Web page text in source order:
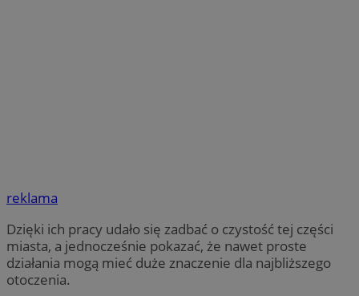
reklama
Dzięki ich pracy udało się zadbać o czystość tej części
miasta, a jednocześnie pokazać, że nawet proste
działania mogą mieć duże znaczenie dla najbliższego
otoczenia.